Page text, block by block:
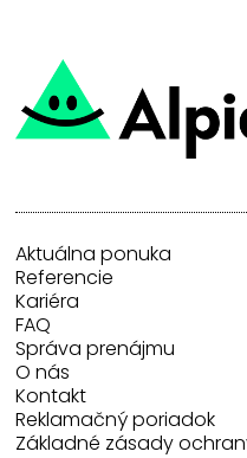
Aktuálna ponuka
Referencie
Kariéra
FAQ
Správa prenájmu
O nás
Kontakt
Reklamačný poriadok
Základné zásady